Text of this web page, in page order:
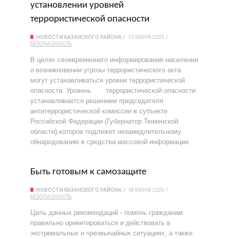
установлении уровней
террористической опасности
НОВОСТИ КАЗАНСКОГО РАЙОНА
19 ИЮНЯ 2025
БЕЗОПАСНОСТЬ
В целях своевременного информирования населения
о возникновении угрозы террористического акта
могут устанавливаться уровни террористической
опасности. Уровень террористической опасности
устанавливается решением председателя
антитеррористической комиссии в субъекте
Российской Федерации (Губернатор Тюменской
области),которое подлежит незамедлительному
обнародованию в средства массовой информации.
Быть готовым к самозащите
НОВОСТИ КАЗАНСКОГО РАЙОНА
18 ИЮНЯ 2025
БЕЗОПАСНОСТЬ
Цель данных рекомендаций - помочь гражданам
правильно ориентироваться и действовать в
экстремальных и чрезвычайных ситуациях, а также